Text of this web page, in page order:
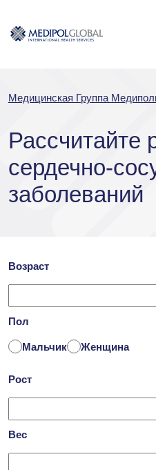
Медицинская Группа
Рассчитайте
сердечно-
заболеваний
Возраст
Пол
Мальчик Женщина
Рост
Вес